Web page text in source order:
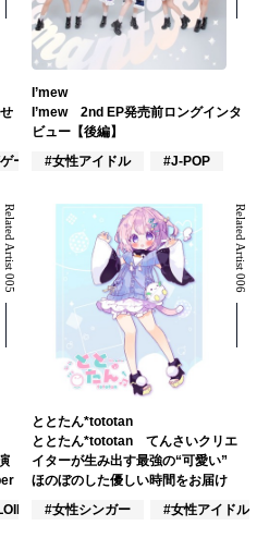
ーム #J-POP
I’mew
I’mew 2nd EP発売前ロングインタ
ビュー【後編】
#女性アイドル
#J-POP
Related Artist 005
#アニメ/ゲーム
Related Artist 006
ととたん*tototan
ととたん*tototan てんさいクリエ
イターが生み出す最強の“可愛い”
ほのぼのした優しい時間をお届け
#女性シンガー
#女性アイドル